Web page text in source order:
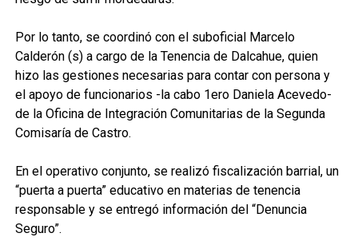
Por lo tanto, se coordinó con el suboficial Marcelo
Calderón (s) a cargo de la Tenencia de Dalcahue, quien
hizo las gestiones necesarias para contar con persona y
el apoyo de funcionarios -la cabo 1ero Daniela Acevedo-
de la Oficina de Integración Comunitarias de la Segunda
Comisaría de Castro.
En el operativo conjunto, se realizó fiscalización barrial, un
“puerta a puerta” educativo en materias de tenencia
responsable y se entregó información del “Denuncia
Seguro”.